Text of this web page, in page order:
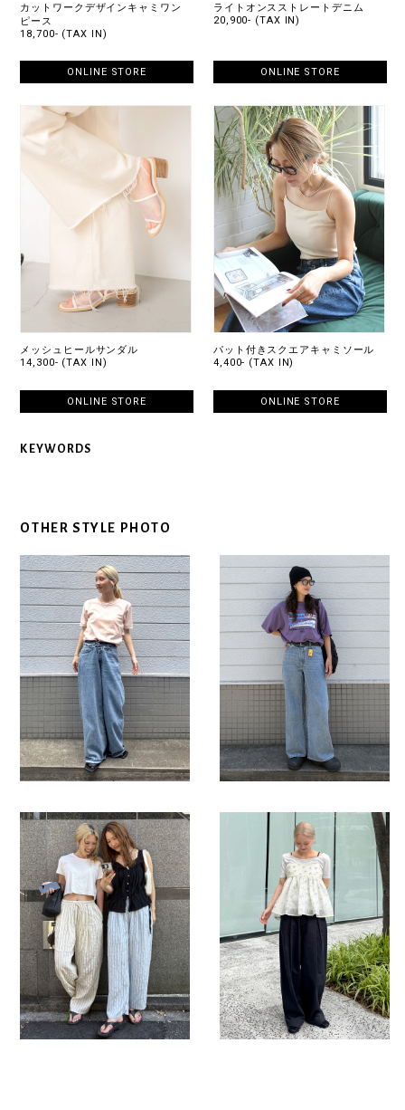
カットワークデザインキャミワン
ピース
18,700- (TAX IN)
ONLINE STORE
ライトオンスストレートデニム
20,900- (TAX IN)
ONLINE STORE
メッシュヒールサンダル
14,300- (TAX IN)
ONLINE STORE
パット付きスクエアキャミソール
4,400- (TAX IN)
ONLINE STORE
KEYWORDS
OTHER STYLE PHOTO